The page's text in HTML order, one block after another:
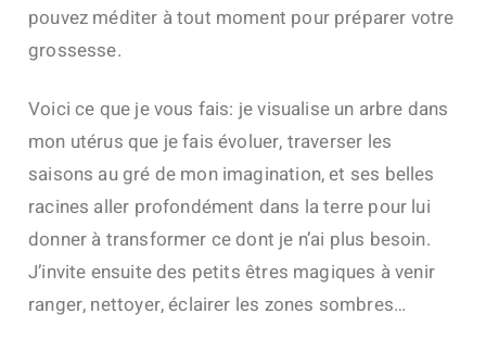
pouvez méditer à tout moment pour préparer votre
grossesse.
Voici ce que je vous fais: je visualise un arbre dans
mon utérus que je fais évoluer, traverser les
saisons au gré de mon imagination, et ses belles
racines aller profondément dans la terre pour lui
donner à transformer ce dont je n’ai plus besoin.
J’invite ensuite des petits êtres magiques à venir
ranger, nettoyer, éclairer les zones sombres…